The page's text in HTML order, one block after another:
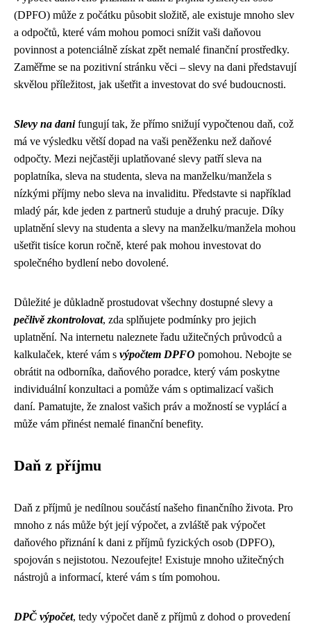
(DPFO) může z počátku působit složitě, ale existuje mnoho slev
a odpočtů, které vám mohou pomoci snížit vaši daňovou
povinnost a potenciálně získat zpět nemalé finanční prostředky.
Zaměřme se na pozitivní stránku věci – slevy na dani představují
skvělou příležitost, jak ušetřit a investovat do své budoucnosti.
Slevy na danifungují tak, že přímo snižují vypočtenou daň, což
má ve výsledku větší dopad na vaši peněženku než daňové
odpočty. Mezi nejčastěji uplatňované slevy patří sleva na
poplatníka, sleva na studenta, sleva na manželku/manžela s
nízkými příjmy nebo sleva na invaliditu. Představte si například
mladý pár, kde jeden z partnerů studuje a druhý pracuje. Díky
uplatnění slevy na studenta a slevy na manželku/manžela mohou
ušetřit tisíce korun ročně, které pak mohou investovat do
společného bydlení nebo dovolené.
Důležité je důkladně prostudovat všechny dostupné slevy a
pečlivě zkontrolovat, zda splňujete podmínky pro jejich
uplatnění. Na internetu naleznete řadu užitečných průvodců a
kalkulaček, které vám s výpočtem DPFO pomohou. Nebojte se
obrátit na odborníka, daňového poradce, který vám poskytne
individuální konzultaci a pomůže vám s optimalizací vašich
daní. Pamatujte, že znalost vašich práv a možností se vyplácí a
může vám přinést nemalé finanční benefity.
Daň z příjmu
Daň z příjmů je nedílnou součástí našeho finančního života. Pro
mnoho z nás může být její výpočet, a zvláště pak výpočet
daňového přiznání k dani z příjmů fyzických osob (DPFO),
spojován s nejistotou. Nezoufejte! Existuje mnoho užitečných
nástrojů a informací, které vám s tím pomohou.
DPČ výpočet, tedy výpočet daně z příjmů z dohod o provedení